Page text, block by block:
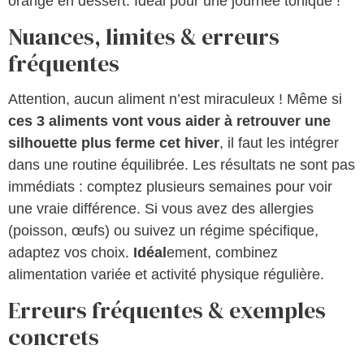
Nuances, limites & erreurs
fréquentes
Attention, aucun aliment n’est miraculeux ! Même si
ces 3 aliments vont vous aider à retrouver une
silhouette plus ferme cet hiver, il faut les intégrer
dans une routine équilibrée. Les résultats ne sont pas
immédiats : comptez plusieurs semaines pour voir
une vraie différence. Si vous avez des allergies
(poisson, œufs) ou suivez un régime spécifique,
adaptez vos choix. Idéalement, combinez
alimentation variée et activité physique régulière.
Erreurs fréquentes & exemples
concrets